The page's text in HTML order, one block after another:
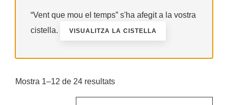
“Vent que mou el temps” s'ha afegit a la vostra
cistella.
VISUALITZA LA CISTELLA
Mostra 1–12 de 24 resultats